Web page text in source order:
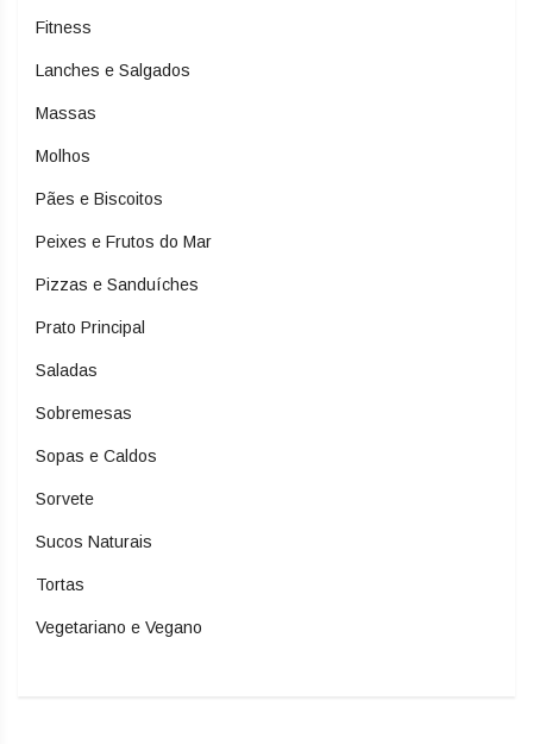
Fitness
Lanches e Salgados
Massas
Molhos
Pães e Biscoitos
Peixes e Frutos do Mar
Pizzas e Sanduíches
Prato Principal
Saladas
Sobremesas
Sopas e Caldos
Sorvete
Sucos Naturais
Tortas
Vegetariano e Vegano